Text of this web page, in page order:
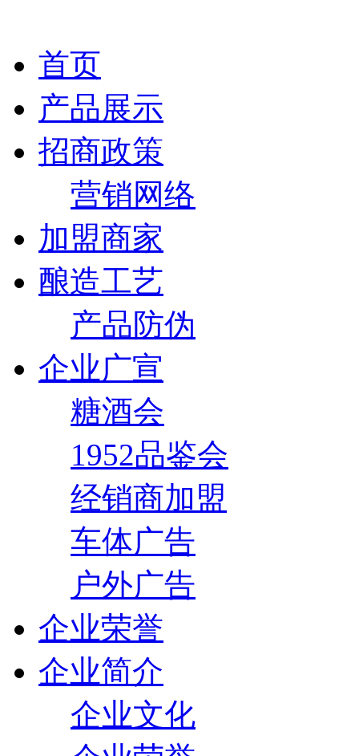
首页
产品展示
招商政策
营销网络
加盟商家
酿造工艺
产品防伪
企业广宣
糖酒会
1952品鉴会
经销商加盟
车体广告
户外广告
企业荣誉
企业简介
企业文化